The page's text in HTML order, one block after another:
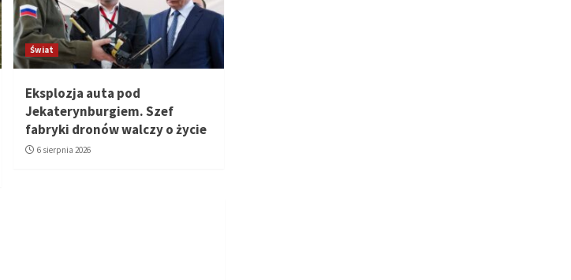
Świat
Eksplozja auta pod
Jekaterynburgiem. Szef
fabryki dronów walczy o życie
6 sierpnia 2026